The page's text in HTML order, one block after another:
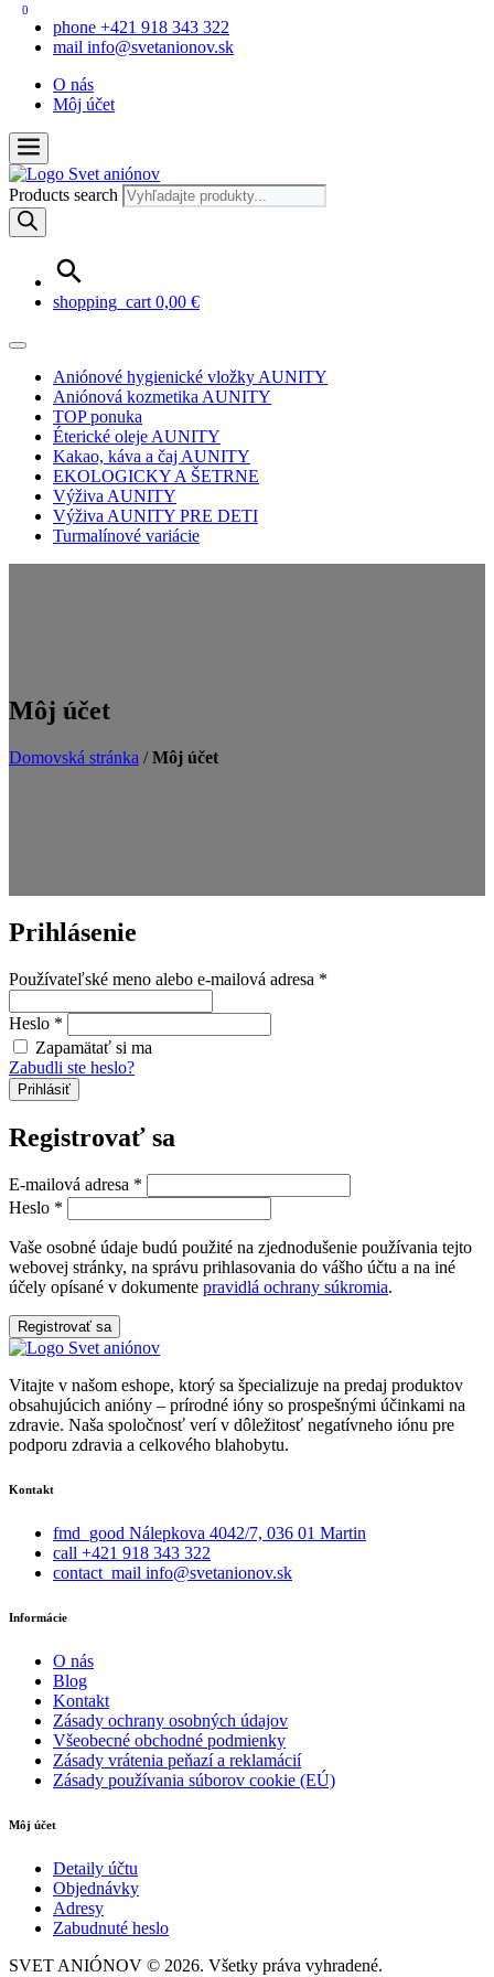
phone +421 918 343 322
mail info@svetanionov.sk
O nás
Môj účet
Products search
0
shopping_cart 0,00 €
Aniónové hygienické vložky AUNITY
Aniónová kozmetika AUNITY
TOP ponuka
Éterické oleje AUNITY
Kakao, káva a čaj AUNITY
EKOLOGICKY A ŠETRNE
Výživa AUNITY
Výživa AUNITY PRE DETI
Turmalínové variácie
Môj účet
Domovská stránka /Môj účet
Prihlásenie
Používateľské meno alebo e-mailová adresa *
Heslo *
Zapamätať si ma
Zabudli ste heslo?
Prihlásiť
Registrovať sa
E-mailová adresa *
Heslo *
Vaše osobné údaje budú použité na zjednodušenie používania tejto
webovej stránky, na správu prihlasovania do vášho účtu a na iné
účely opísané v dokumente pravidlá ochrany súkromia.
Registrovať sa
Vitajte v našom eshope, ktorý sa špecializuje na predaj produktov
obsahujúcich anióny – prírodné ióny so prospešnými účinkami na
zdravie. Naša spoločnosť verí v dôležitosť negatívneho iónu pre
podporu zdravia a celkového blahobytu.
Kontakt
fmd_good Nálepkova 4042/7, 036 01 Martin
call +421 918 343 322
contact_mail info@svetanionov.sk
Informácie
O nás
Blog
Kontakt
Zásady ochrany osobných údajov
Všeobecné obchodné podmienky
Zásady vrátenia peňazí a reklamácií
Zásady používania súborov cookie (EÚ)
Môj účet
Detaily účtu
Objednávky
Adresy
Zabudnuté heslo
SVET ANIÓNOV © 2026. Všetky práva vyhradené.